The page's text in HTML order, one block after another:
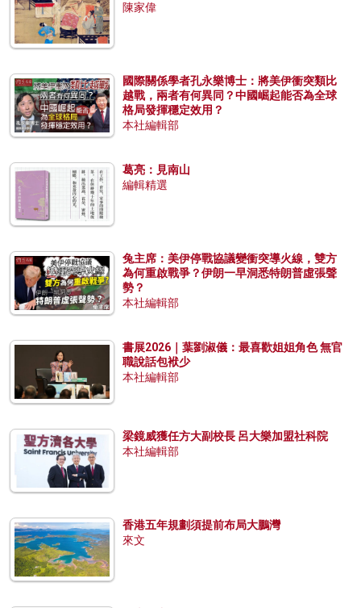
陳家偉
國際關係學者孔永樂博士：將美伊衝突類比
越戰，兩者有何異同？中國崛起能否為全球
格局發揮穩定效用？
本社編輯部
葛亮：見南山
編輯精選
兔主席：美伊停戰協議變衝突導火線，雙方
為何重啟戰爭？伊朗一早洞悉特朗普虛張聲
勢？
本社編輯部
書展2026｜葉劉淑儀：最喜歡姐姐角色 無官
職說話包袱少
本社編輯部
梁鏡威獲任方大副校長 呂大樂加盟社科院
本社編輯部
香港五年規劃須提前布局大鵬灣
來文